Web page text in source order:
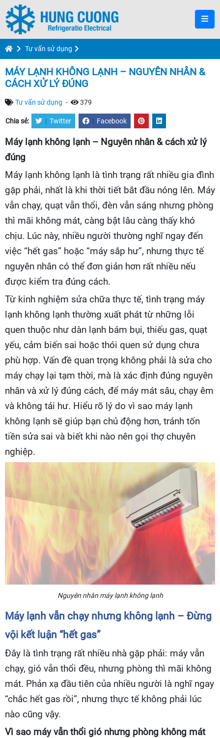
Tư vấn sử dụng
MÁY LẠNH KHÔNG LẠNH – NGUYÊN NHÂN &
CÁCH XỬ LÝ ĐÚNG
Tư vấn sử dụng - 379
Chia sẻ: | Twitter | Facebook
Máy lạnh không lạnh – Nguyên nhân & cách xử lý
đúng
Máy lạnh không lạnh là tình trạng rất nhiều gia đình
gặp phải, nhất là khi thời tiết bắt đầu nóng lên. Máy
vẫn chạy, quạt vẫn thổi, đèn vẫn sáng nhưng phòng
thì mãi không mát, càng bật lâu càng thấy khó
chịu. Lúc này, nhiều người thường nghĩ ngay đến
việc “hết gas” hoặc “máy sắp hư”, nhưng thực tế
nguyên nhân có thể đơn giản hơn rất nhiều nếu
được kiểm tra đúng cách.
Từ kinh nghiệm sửa chữa thực tế, tình trạng máy
lạnh không lạnh thường xuất phát từ những lỗi
quen thuộc như dàn lạnh bám bụi, thiếu gas, quạt
yếu, cảm biến sai hoặc thói quen sử dụng chưa
phù hợp. Vấn đề quan trọng không phải là sửa cho
máy chạy lại tạm thời, mà là xác định đúng nguyên
nhân và xử lý đúng cách, để máy mát sâu, chạy êm
và không tái hư. Hiểu rõ lý do vì sao máy lạnh
không lạnh sẽ giúp bạn chủ động hơn, tránh tốn
tiền sửa sai và biết khi nào nên gọi thợ chuyên
nghiệp.
Nguyên nhân máy lạnh không lạnh
Máy lạnh vẫn chạy nhưng không lạnh – Đừng
vội kết luận “hết gas”
Đây là tình trạng rất nhiều nhà gặp phải: máy vẫn
chạy, gió vẫn thổi đều, nhưng phòng thì mãi không
mát. Phản xạ đầu tiên của nhiều người là nghĩ ngay
“chắc hết gas rồi”, nhưng thực tế không phải lúc
nào cũng vậy.
Vì sao máy vẫn thổi gió nhưng phòng không mát